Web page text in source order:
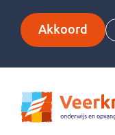
Akkoord